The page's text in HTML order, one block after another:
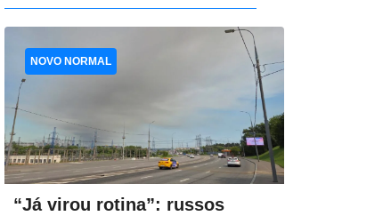
“Já virou rotina”: russos
NOVO NORMAL